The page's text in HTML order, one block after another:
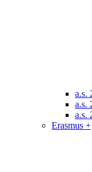
a.s.
a.s.
a.s.
Erasmus +